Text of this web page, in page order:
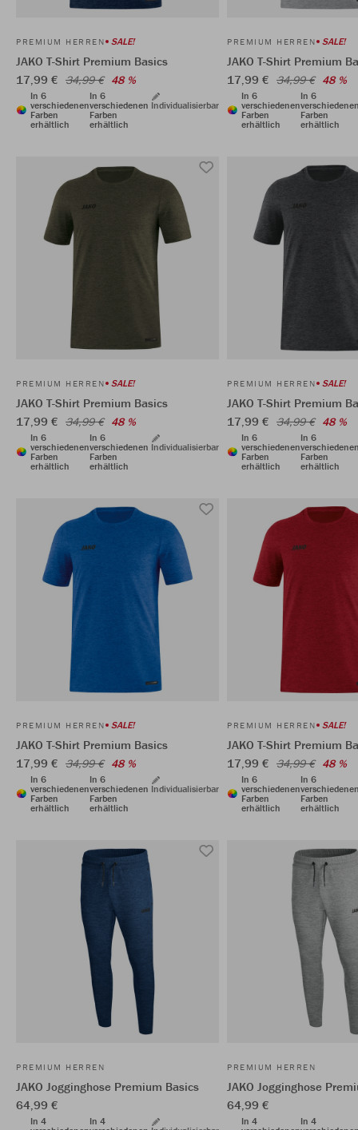
PREMIUM HERREN SALE!
JAKO T-Shirt Premium Basics
17,99 € 34,99 € 48 %
In 6
verschiedenen
Farben
erhältlich
In 6
verschiedenen
Farben
erhältlich
Individualisierbar
PREMIUM HERREN SALE!
JAKO T-Shirt Premium
17,99 € 34,99 € 48 %
In 6
verschiedenen
Farben
erhältlich
In 6
Farben
erhältlich
PREMIUM HERREN SALE!
JAKO T-Shirt Premium Basics
17,99 € 34,99 € 48 %
In 6
verschiedenen
Farben
erhältlich
In 6
verschiedenen
Farben
erhältlich
Individualisierbar
PREMIUM HERREN SALE!
JAKO T-Shirt Premium
17,99 € 34,99 € 48 %
In 6
verschiedenen
Farben
erhältlich
In 6
Farben
erhältlich
PREMIUM HERREN SALE!
JAKO T-Shirt Premium Basics
17,99 € 34,99 € 48 %
In 6
verschiedenen
Farben
erhältlich
In 6
verschiedenen
Farben
erhältlich
Individualisierbar
PREMIUM HERREN SALE!
JAKO T-Shirt Premium
17,99 € 34,99 € 48 %
In 6
verschiedenen
Farben
erhältlich
In 6
Farben
erhältlich
PREMIUM HERREN
JAKO Jogginghose Premium Basics
64,99 €
In 4
In 4
PREMIUM HERREN
JAKO Jogginghose
64,99 €
In 4
In 4